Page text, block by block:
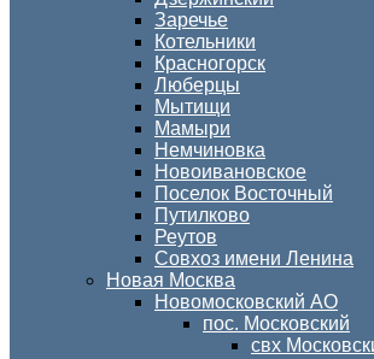
Заречье
Котельники
Красногорск
Люберцы
Мытищи
Мамыри
Немчиновка
Новоивановское
Поселок Восточный
Путилково
Реутов
Совхоз имени Ленина
Новая Москва
Новомосковский АО
пос. Московский
свх